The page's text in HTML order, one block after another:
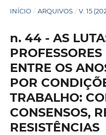
INÍCIO / ARQUIVOS / V. 15
n. 44 - AS
ENTRE OS
POR
TRABALHO:
CONSENSOS,
RESISTÊNCIAS